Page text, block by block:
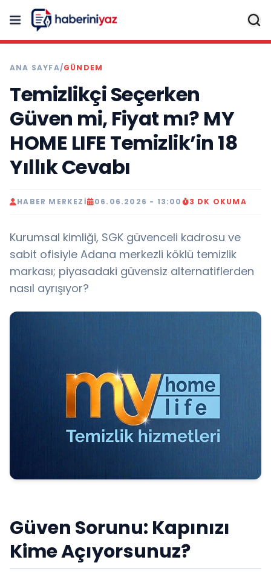
ANA SAYFA/GÜNDEM
Temizlikçi Seçerken
Güven mi, Fiyat mı? MY
HOME LIFE Temizlik’in 18
Yıllık Cevabı
HABER MERKEZI 06.06.2026 - 13:00 3 DK OKUMA
Kurumsal kimliği, SGK güvenceli kadrosu ve
sabit ofisiyle Adana merkezli köklü temizlik
markası; piyasadaki güvensiz alternatiflerden
nasıl ayrışıyor?
Güven Sorunu: Kapınızı
Kime Açıyorsunuz?